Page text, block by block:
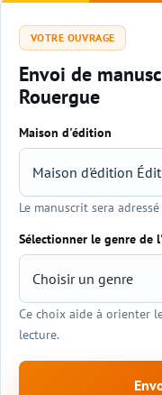
VOTRE OUVRAGE
Envoi de
Rouergue
Sélection de
Maison d'édition
Le manuscrit sera
Sélectionner le genre de
Ce choix aide à orienter
lecture.